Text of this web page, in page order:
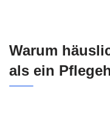
Warum
als ein